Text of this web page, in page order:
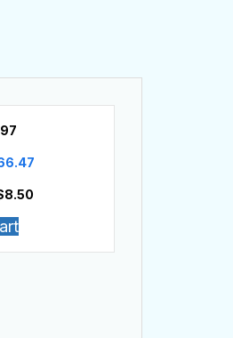
8.50